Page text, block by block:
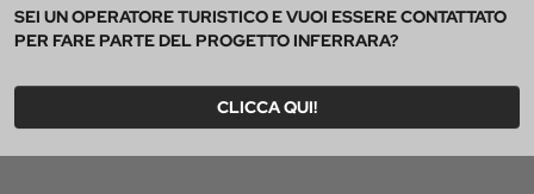
SEI UN OPERATORE TURISTICO E VUOI ESSERE CONTATTATO
PER FARE PARTE DEL PROGETTO INFERRARA?
CLICCA QUI!